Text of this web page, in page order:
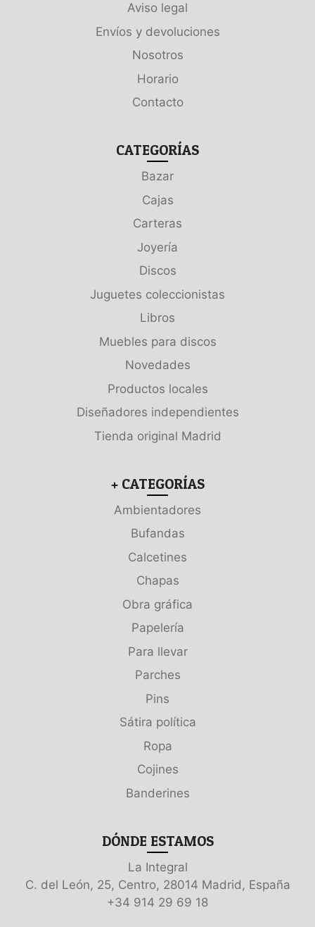
Aviso legal
Envíos y devoluciones
Nosotros
Horario
Contacto
CATEGORÍAS
Bazar
Cajas
Carteras
Joyería
Discos
Juguetes coleccionistas
Libros
Muebles para discos
Novedades
Productos locales
Diseñadores independientes
Tienda original Madrid
+ CATEGORÍAS
Ambientadores
Bufandas
Calcetines
Chapas
Obra gráfica
Papelería
Para llevar
Parches
Pins
Sátira política
Ropa
Cojines
Banderines
DÓNDE ESTAMOS
La Integral
C. del León, 25, Centro, 28014 Madrid, España
+34 914 29 69 18